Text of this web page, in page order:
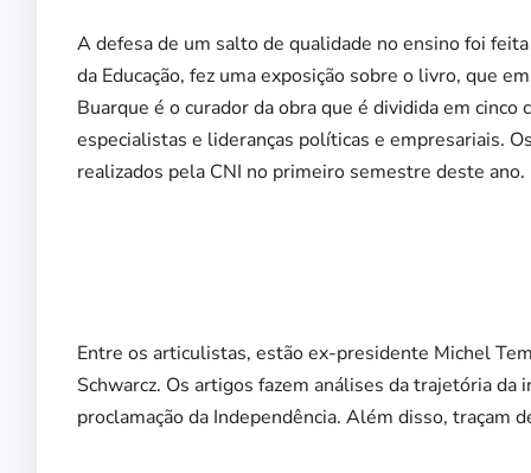
A defesa de um salto de qualidade no ensino foi
da Educação, fez uma exposição sobre o livro, que
Buarque é o curador da obra que é dividida em
especialistas e lideranças políticas e empresariais.
realizados pela CNI no primeiro semestre deste ano.
Entre os articulistas, estão ex-presidente Michel
Schwarcz. Os artigos fazem análises da trajetória
proclamação da Independência. Além disso, traçam